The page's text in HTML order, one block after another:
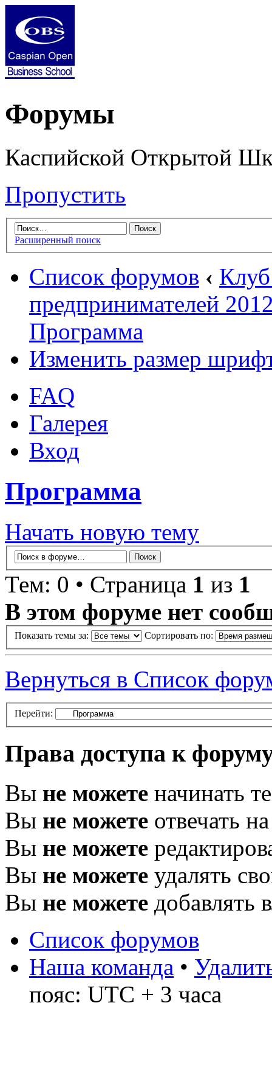
Форумы
Каспийской Открытой
Пропустить
Расширенный поиск
Список форумов ‹
предпринимателей
Программа
Изменить размер
FAQ
Галерея
Вход
Программа
Начать новую тему
Тем: 0 • Страница 1 из 1
В этом форуме нет
Показать темы за: Сортировать по:
Вернуться в Список
Перейти:
Права доступа к
Вы не можете начинать
Вы не можете отвечать
Вы не можете
Вы не можете удалять
Вы не можете добавлять
Список форумов
Наша команда •
пояс: UTC + 3 часа